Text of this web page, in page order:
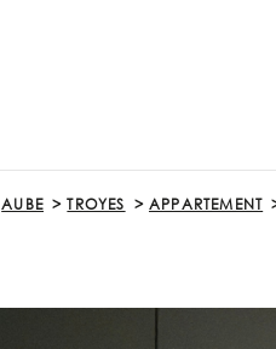
AUBE TROYES APPARTEMENT